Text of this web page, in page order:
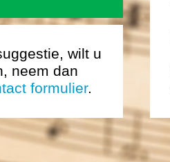
wilt u
neem dan
formulier.